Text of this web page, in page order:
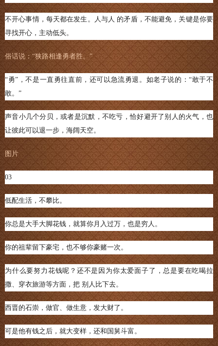
不开心事情，每天都在发生。人与人 的矛盾，不能避免，关键是你要
寻找开心，主动低头。
俗话说：“狭路相逢勇者胜。”
“勇”，不是一直勇往直前，还可以急流勇退。如老子说的：“敢于不
敢。”
声音小几个分贝，或者是沉默，不吃亏，恰好避开了别人的火气，也
让彼此可以退一步，海阔天空。
图片
03
低配生活，不攀比。
你总是大手大脚花钱，就算你月入过万，也是穷人。
你的祖辈留下豪宅，也不够你豪赌一次。
为什么要努力花钱呢？还不是因为你太爱面子了，总是要在吃喝拉
撒、穿衣旅游等方面，把 别人比下去。
西晋的石崇，做官、做生意，发大财了。
可是他有钱之后，就大变样，还和国舅斗富。